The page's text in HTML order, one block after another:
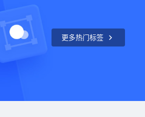
更多热门标签